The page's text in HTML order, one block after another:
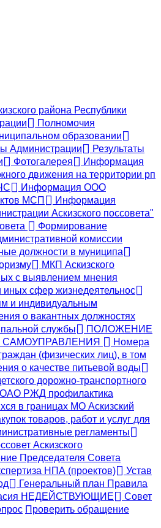
района Республики
Полномочия
образовании
Администрации
Результаты
Фотогалерея
Информация
движения на территории рп
Информация ООО
МСП
Информация
Аскизского поссовета"
Формирование
комиссии
должности в муниципа
МКП Аскизского
с выявлением мнения
иных сфер жизнедеятельнос
и индивидуальным
о вакантных должностях
службы
ПОЛОЖЕНИЕ
Номера
(физических лиц), в том
о качестве питьевой воды
дорожно-транспортного
РЖД профилактика
в границах МО Аскизский
товаров, работ и услуг для
регламенты
Аскизского
Председателя Совета
НПА (проектов)
Устав
Генеральный план Правила
НЕДЕЙСТВУЮЩИЕ
Совет
Проверить обращение